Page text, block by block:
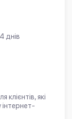
днів
клієнтів, які